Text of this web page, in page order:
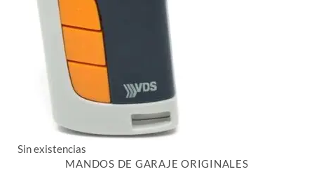
Sin existencias
MANDOS DE GARAJE ORIGINALES